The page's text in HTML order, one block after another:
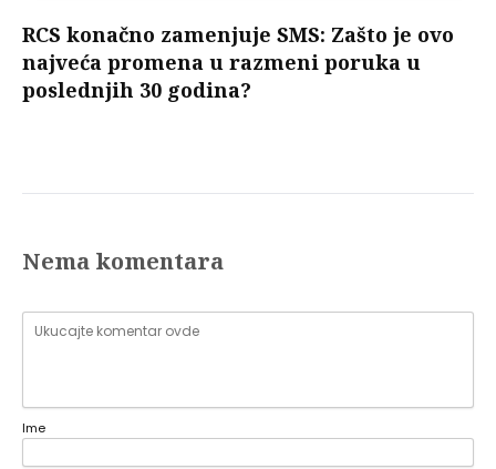
RCS konačno zamenjuje SMS: Zašto je ovo
najveća promena u razmeni poruka u
poslednjih 30 godina?
Nema komentara
Ime